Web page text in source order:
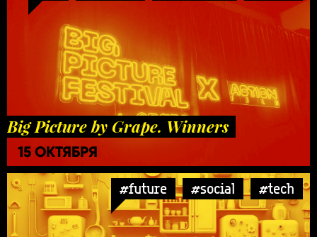
Big Picture by Grape. Winners
15 ОКТЯБРЯ
#future #social #tech